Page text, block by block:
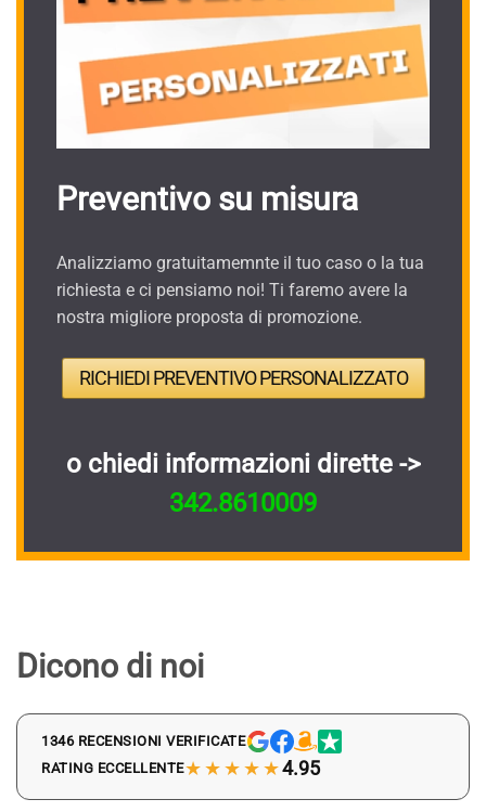
Preventivo su misura
Analizziamo gratuitamemnte il tuo caso o la tua
richiesta e ci pensiamo noi! Ti faremo avere la
nostra migliore proposta di promozione.
RICHIEDI PREVENTIVO PERSONALIZZATO
o chiedi informazioni dirette ->
342.8610009
Dicono di noi
1346 RECENSIONI VERIFICATE
RATING ECCELLENTE★★★★★4.95